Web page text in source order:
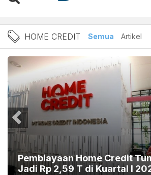
Berita Home
HOME CREDIT Semua Artikel
Pembiayaan Home Credit
Jadi Rp 2,59 T di Kuartal I